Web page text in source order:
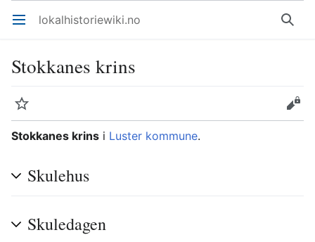
Åpne hovedmenyen lokalhistoriewiki.no Søk
Stokkanes krins
Overvåk
Rediger
Stokkanes krins i Luster kommune.
Skulehus
Skuledagen